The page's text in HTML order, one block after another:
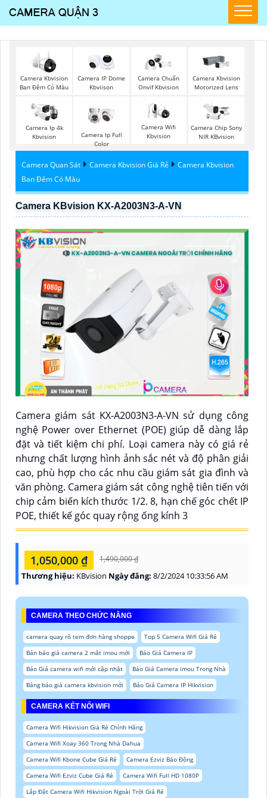
Camera Kbvision
Ban Đêm Có Màu
Camera IP Dome
Kbviison
Camera Chuẩn
Onvif Kbvision
Camera Kbvision
Motorized Lens
Camera Ip 4k
Kbvision
Camera Ip Full
Color
Camera Wifi
Kbvision
Camera Chip Sony
NIR KBvision
Camera Quan Sát Camera Kbvision Giá Rẻ
Camera Kbvision
Ban Đêm Có Màu
Camera KBvision KX-A2003N3-A-VN
Camera giám sát KX-A2003N3-A-VN sử dụng công
nghệ Power over Ethernet (POE) giúp dễ dàng lắp
đặt và tiết kiệm chi phí. Loại camera này có giá rẻ
nhưng chất lượng hình ảnh sắc nét và độ phân giải
cao, phù hợp cho các nhu cầu giám sát gia đình và
văn phòng. Camera giám sát công nghệ tiên tiến với
chip cảm biến kích thước 1/2. 8, hạn chế góc chết IP
POE, thiết kế góc quay rộng ống kính 3
1,050,000 ₫ 1,490,000 ₫
Thương hiệu: KBvision Ngày đăng: 8/2/2024 10:33:56 AM
CAMERA THEO CHỨC NĂNG
camera quay rõ tem đơn hàng shoppe
Top 5 Camera Wifi Giá Rẻ
Bản báo giá camera 2 mắt imou mới
Báo Giá Camera IP
Báo Giá camera wifi mới cập nhật
Báo Giá Camera imou Trong Nhà
Bảng báo giá camera kbvision mới
Báo Giá Camera IP Hikvision
CAMERA KẾT NỐI WIFI
Camera Wifi Hikvision Giá Rẻ Chính Hãng
Camera Wifi Xoay 360 Trong Nhà Dahua
Camera Wifi Kbone Cube Giá Rẻ
Camera Ezviz Báo Động
Camera Wifi Ezviz Cube Giá Rẻ
Camera Wifi Full HD 1080P
Lắp Đặt Camera Wifi Hikvision Ngoài Trời Giá Rẻ